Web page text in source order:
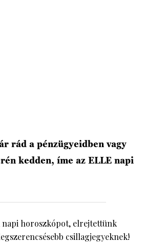
rád a pénzügyeidben vagy
kedden, íme az ELLE napi
horoszkópot, elrejtettünk
csillagjegyeknek!